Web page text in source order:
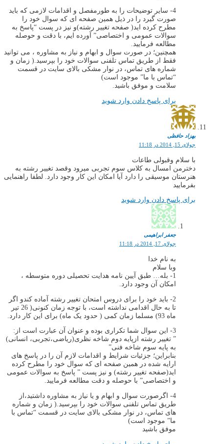
4- سایر توضیحات را به طورمفصل و اقدامات لازمی که باید
صورت گیرد را در ذیل همین صفحه ای که سوال خود را
مطرح کرده اید( صفحه تغییر رشته)و نیز در پست “پاسخ به
سوالات عمومی و اختصاصی” آورده ایم، با دقت و حوصله
مطالعه فرمایید.
همچنین؛ در صورت سوال و ابهام و نیاز به مشاوره ، می توانید
فقط از طریق تماس تلفنی سوالات خود را بپرسید.( زمان و
شماره های تماس، در نوار مشکی بالای سایت در قسمت
“تماس با ما” موجود است)
سلامت و موفق باشید.
برای پاسخ دادن وارد شوید
بهزاد حافظی
جولای 15, 2014 در 11:18
با سلام وقبولی طاعات
دخترمن امسال به کلاس سوم تجربی میرود وقصد تغییر رشته به
هنرستان موسیقی را دارد آیا امکان این کار وجود دارد. لطفا راهنمایی
بفرمایید
برای پاسخ دادن وارد شوید
جعفر ابراهیمی
جولای 17, 2014 در 11:18
به نام خدا
وبا سلام
1- بله… طبق آیین نامه هدایت تحصیلی دوره متوسطه ،
امکان آن وجود دارد.
2- باید خود را برای دروس امتحان تغییر رشته آماده کندو اگر
تا به حال اقدامی نداشته است، با توجه زمان کنونی( 26 تیر
ماه 93) مسلما زمان کمی ( حدود یک ماه) برای این کار دارد.
3- این سوال شما تکراری بوده و عنوان آن عبارت است از:
” تغییر رشته ازپایه دوم شاخه نظری(ریاضی،تجربی، انسانی)
به پایه سوم شاخه فنی”
بنابراین؛ جزئیات شرایط و اقدامات لازم آن را در پاسخ های
ارایه شده در همین صفحه ای که سوال خود را مطرح کرده
اید(صفحه تغییر رشته) و نیز پست ” پاسخ به سوالات عمومی
و اختصاصی” با حوصله و دقت مطالعه فرمایید.
4- اگرصورت سوال و ابهام و یا نیاز به مشاوره داشتید،از
طریق تماس تلفنی سوالات خود را بپرسید.( زمان و شماره
های تماس، در نوار مشکی بالای سایت در قسمت “تماس با
ما” موجود است)
موفق باشید